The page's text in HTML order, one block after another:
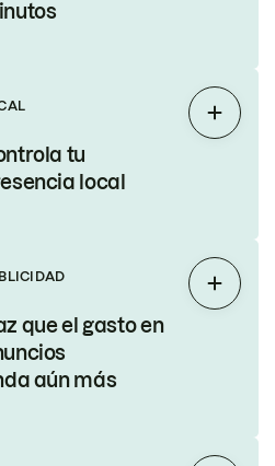
tu
local
que el gasto en
aún más